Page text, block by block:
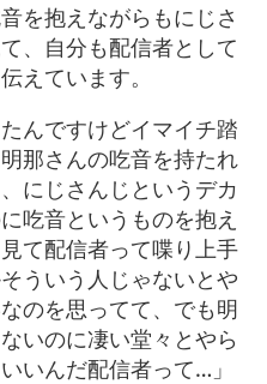
を抱えながらもにじさ
、自分も配信者として
えています。
んですけどイマイチ踏
那さんの吃音を持たれ
にじさんじというデカ
吃音というものを抱え
て配信者って喋り上手
ういう人じゃないとや
のを思ってて、でも明
いのに凄い堂々とやら
いんだ配信者って…」